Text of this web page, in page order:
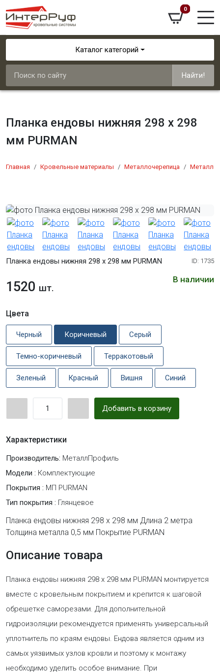
0
Каталог категорий
Найти!
Планка ендовы нижняя 298 х 298
мм PURMAN
Главная Кровельные материалы Металлочерепица
Планка ендовы нижняя 298 х 298 мм PURMAN ID: 1735
В наличии
1520 шт.
Цвета
Черный Коричневый Серый
Темно-коричневый Терракотовый
Зеленый Красный Вишня Синий
Добавить в корзину
Характеристики
Производитель: МеталлПрофиль
Модели : Комплектующие
Покрытия : МП PURMAN
Тип покрытия : Глянцевое
Планка ендовы нижняя 298 х 298 мм Длина 2 метра
Толщина металла 0,5 мм Покрытие PURMAN
Описание товара
Планка ендовы нижняя 298 х 298 мм PURMAN монтируется
вместе с кровельным покрытием и крепится к шаговой
обрешетке саморезами. Для дополнительной
гидроизоляции рекомендуется применять универсальный
уплотнитель по краям ендовы. Ендова является одним из
самых уязвимых узлов кровли и поэтому к монтажу
необходимо уделить особое внимание. При